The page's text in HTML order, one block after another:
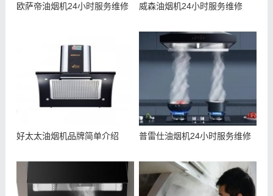
欧萨帝油烟机24小时服务维修 威森油烟机24小时服务维修
好太太油烟机品牌简单介绍 普雷仕油烟机24小时服务维修